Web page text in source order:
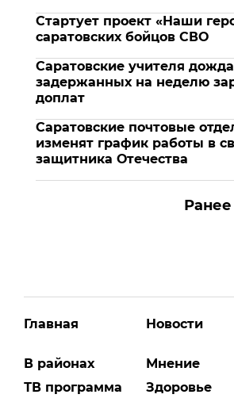
Стартует проект «Наши
саратовских бойцов СВО
Саратовские учителя
задержанных на неделю
доплат
Саратовские почтовые
изменят график работы в
защитника Отечества
Ранее
Главная
В районах
ТВ программа
Новости
Мнение
Здоровье